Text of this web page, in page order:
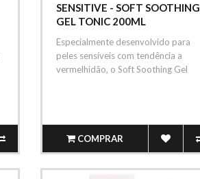
SENSITIVE - SOFT SOOTHING
GEL TONIC 200ML
Especialmente desenvolvido para
peles sensíveis com tendência a
vermelhidão, o Soft Soothing Gel
COMPRAR